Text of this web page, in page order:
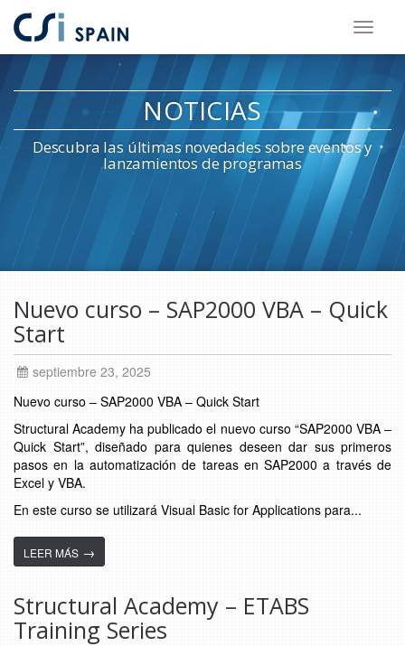
Saltar
contenido
principal
NOTICIAS
Descubra las últimas novedades sobre eventos y
lanzamientos de programas
pie
página
Nuevo curso – SAP2000 VBA – Quick
Start
septiembre 23, 2025
Nuevo curso – SAP2000 VBA – Quick Start
Structural Academy ha publicado el nuevo curso “SAP2000 VBA –
Quick Start”, diseñado para quienes deseen dar sus primeros
pasos en la automatización de tareas en SAP2000 a través de
Excel y VBA.
En este curso se utilizará Visual Basic for Applications para...
LEER MÁS →
Structural Academy – ETABS
Training Series